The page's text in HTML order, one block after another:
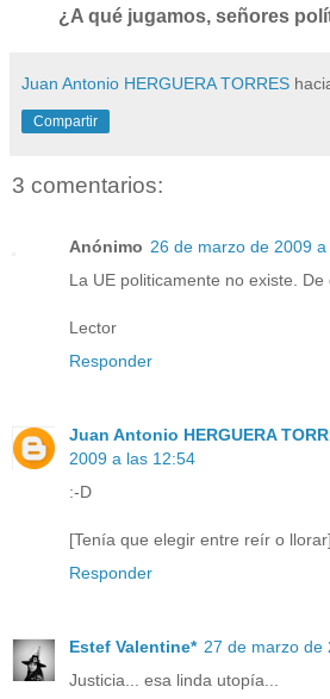
¿A qué jugamos, señores
Juan Antonio HERGUERA TORRES
Compartir
3 comentarios:
Anónimo 26 de marzo de 2009
La UE politicamente no existe.
Lector
Responder
Juan Antonio HERGUERA
2009 a las 12:54
:-D
[Tenía que elegir entre reír o llorar]
Responder
Estef Valentine* 27 de marzo de
Justicia... esa linda utopía...